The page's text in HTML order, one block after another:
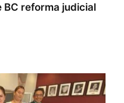
BC reforma judicial